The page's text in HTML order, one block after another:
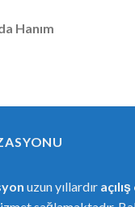
Hanım
uzun yıllardır